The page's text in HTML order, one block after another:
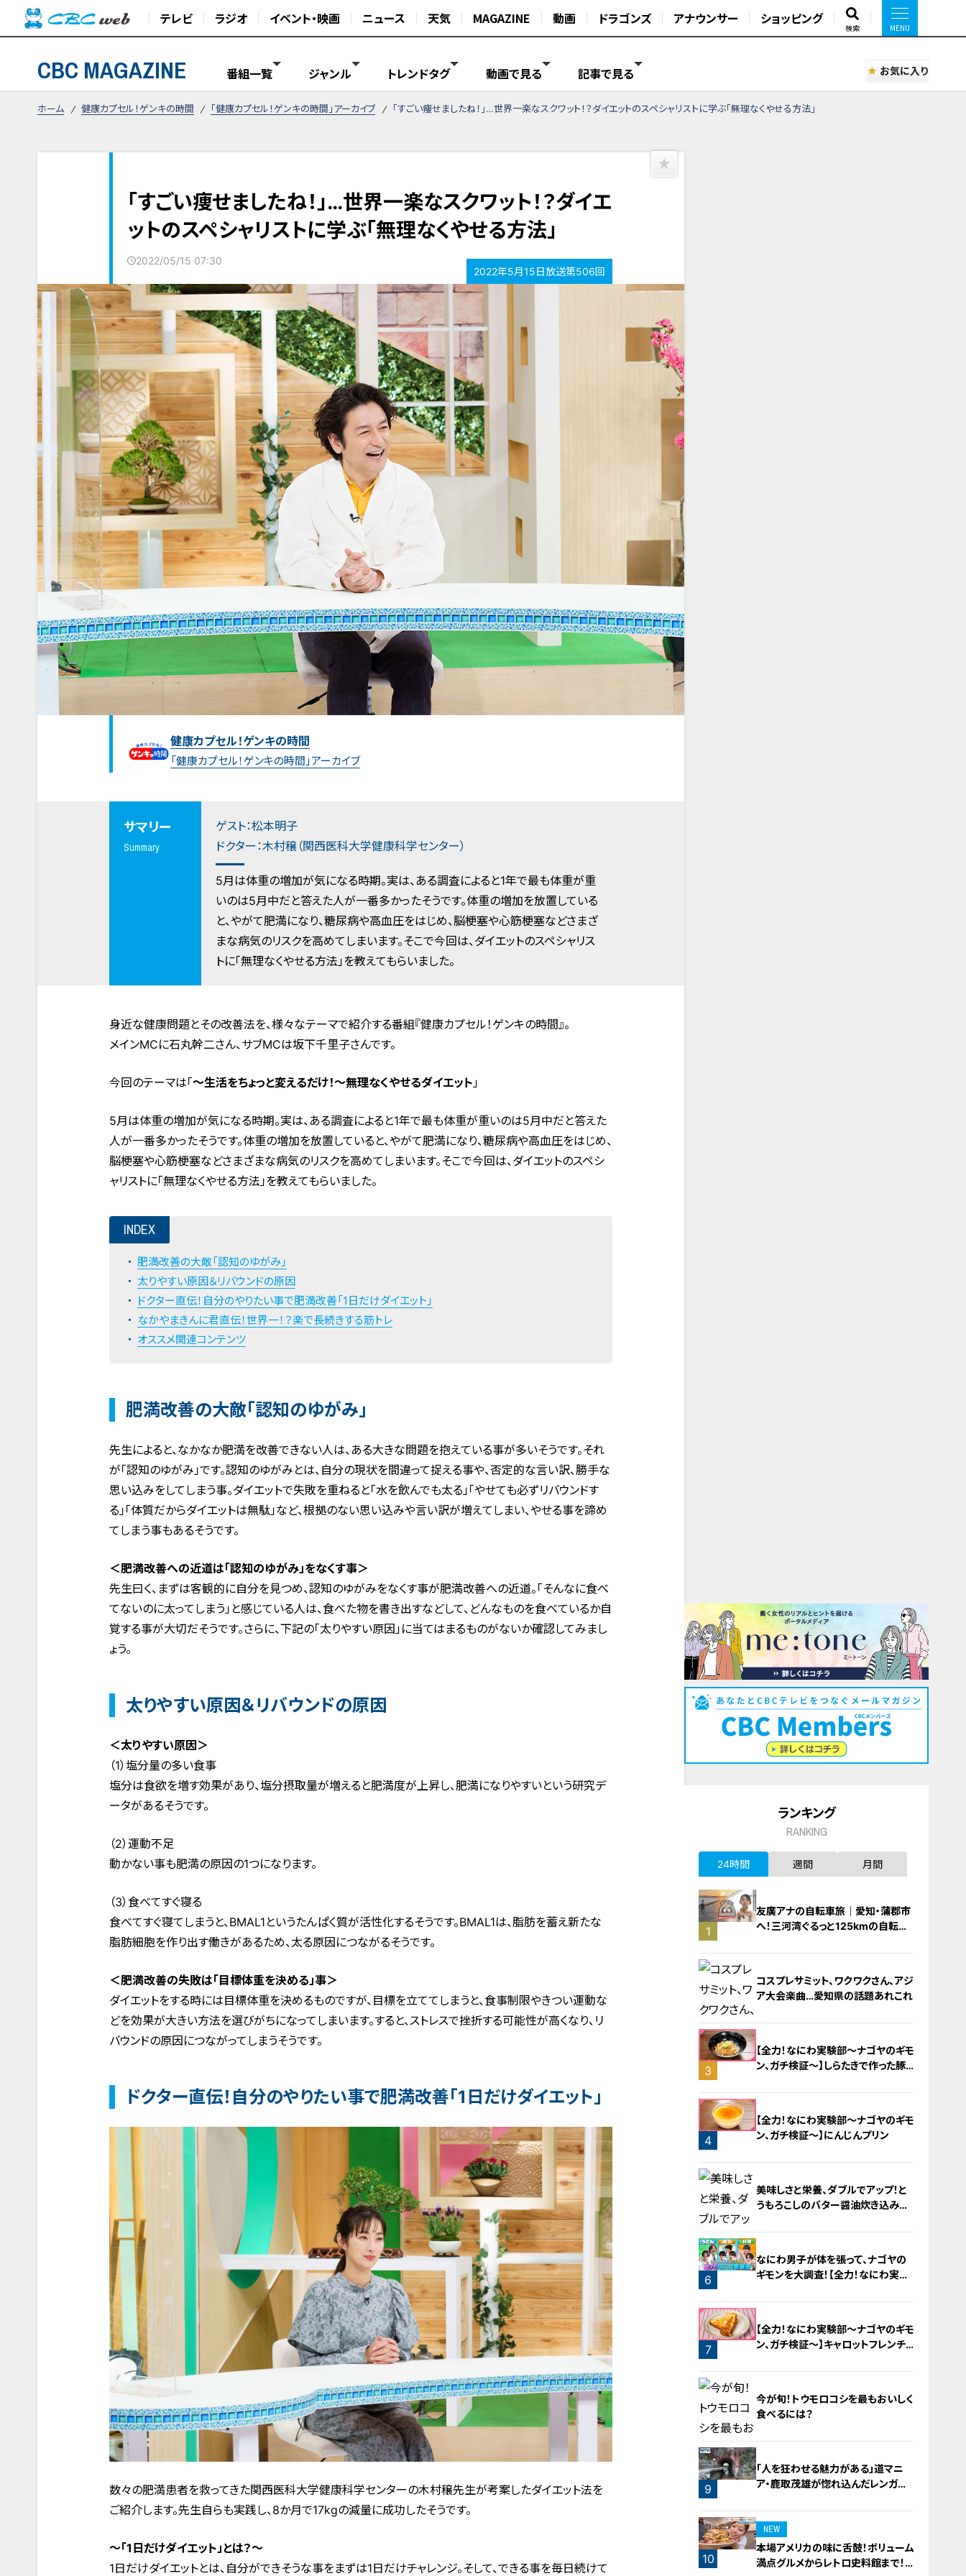
テレビ ラジオ イベント・映画 ニュース 天気 MAGAZINE 動画 ドラゴンズ アナウンサー ショッピング
検索
CBC MAGAZINE 番組一覧 ジャンル トレンドタグ 動画で見る 記事で見る お気に入り
ホーム 健康カプセル！ゲンキの時間 「健康カプセル！ゲンキの時間」アーカイブ 「すごい痩せましたね！」…世界一楽なスクワット！？ダイエットのスペシャリストに学ぶ「無理なくやせる方法」
「すごい痩せましたね！」…世界一楽なスクワット！？ダイエ
ットのスペシャリストに学ぶ「無理なくやせる方法」
2022/05/15 07:30
2022年5月15日放送第506回
健康カプセル！ゲンキの時間
「健康カプセル！ゲンキの時間」アーカイブ
サマリー
Summary
ゲスト：松本明子
ドクター：木村穣（関西医科大学健康科学センター）
5月は体重の増加が気になる時期。実は、ある調査によると1年で最も体重が重
いのは5月中だと答えた人が一番多かったそうです。体重の増加を放置している
と、やがて肥満になり、糖尿病や高血圧をはじめ、脳梗塞や心筋梗塞などさまざ
まな病気のリスクを高めてしまいます。そこで今回は、ダイエットのスペシャリス
トに「無理なくやせる方法」を教えてもらいました。
身近な健康問題とその改善法を、様々なテーマで紹介する番組『健康カプセル！ゲンキの時間』。
メインMCに石丸幹二さん、サブMCは坂下千里子さんです。
今回のテーマは「～生活をちょっと変えるだけ！～無理なくやせるダイエット 」
5月は体重の増加が気になる時期。実は、ある調査によると1年で最も体重が重いのは5月中だと答えた
人が一番多かったそうです。体重の増加を放置していると、やがて肥満になり、糖尿病や高血圧をはじめ、
脳梗塞や心筋梗塞などさまざまな病気のリスクを高めてしまいます。そこで今回は、ダイエットのスペシ
ャリストに「無理なくやせる方法」を教えてもらいました。
INDEX
肥満改善の大敵「認知のゆがみ」
太りやすい原因＆リバウンドの原因
ドクター直伝！自分のやりたい事で肥満改善「1日だけダイエット」
なかやまきんに君直伝！世界一！？楽で長続きする筋トレ
オススメ関連コンテンツ
肥満改善の大敵「認知のゆがみ」
先生によると、なかなか肥満を改善できない人は、ある大きな問題を抱えている事が多いそうです。それ
が「認知のゆがみ」です。認知のゆがみとは、自分の現状を間違って捉える事や、否定的な言い訳、勝手な
思い込みをしてしまう事。ダイエットで失敗を重ねると「水を飲んでも太る」「やせても必ずリバウンドす
る」「体質だからダイエットは無駄」など、根拠のない思い込みや言い訳が増えてしまい、やせる事を諦め
てしまう事もあるそうです。
＜肥満改善への近道は「認知のゆがみ」をなくす事＞
先生曰く、まずは客観的に自分を見つめ、認知のゆがみをなくす事が肥満改善への近道。「そんなに食べ
てないのに太ってしまう」と感じている人は、食べた物を書き出すなどして、どんなものを食べているか自
覚する事が大切だそうです。さらに、下記の「太りやすい原因」に当てはまるものがないか確認してみまし
ょう。
太りやすい原因＆リバウンドの原因
＜太りやすい原因＞
（1）塩分量の多い食事
塩分は食欲を増す効果があり、塩分摂取量が増えると肥満度が上昇し、肥満になりやすいという研究デ
ータがあるそうです。
（2）運動不足
動かない事も肥満の原因の1つになります。
（3）食べてすぐ寝る
食べてすぐ寝てしまうと、BMAL1というたんぱく質が活性化するそうです。BMAL1は、脂肪を蓄え新たな
脂肪細胞を作り出す働きがあるため、太る原因につながるそうです。
＜肥満改善の失敗は「目標体重を決める」事＞
ダイエットをする時には目標体重を決めるものですが、目標を立ててしまうと、食事制限やきつい運動な
どを効果が大きい方法を選びがちになってしまいます。すると、ストレスで挫折する可能性が高くなり、リ
バウンドの原因につながってしまうそうです。
ドクター直伝！自分のやりたい事で肥満改善「1日だけダイエット」
数々の肥満患者を救ってきた関西医科大学健康科学センターの木村穣先生が考案したダイエット法を
ご紹介します。先生自らも実践し、8か月で17kgの減量に成功したそうです。
～「1日だけダイエット」とは？～
1日だけダイエットとは、自分ができそうな事をまずは1日だけチャレンジ。そして、できる事を毎日続けて
ランキング
RANKING
24時間 週間 月間
1
友廣アナの自転車旅｜愛知・蒲郡市
へ！三河湾ぐるっと125kmの自転車
2
コスプレサミット、ワクワクさん、アジ
ア大会楽曲…愛知県の話題あれこれ
3
【全力！なにわ実験部～ナゴヤのギモ
ン、ガチ検証～】しらたきで作った豚
4
【全力！なにわ実験部～ナゴヤのギモ
ン、ガチ検証～】にんじんプリン
5
美味しさと栄養、ダブルでアップ！と
うもろこしのバター醤油炊き込みご
6
なにわ男子が体を張って、ナゴヤの
ギモンを大調査！【全力！なにわ実験
7
【全力！なにわ実験部～ナゴヤのギモ
ン、ガチ検証～】キャロットフレンチ
8
今が旬！トウモロコシを最もおいしく
食べるには？
9
「人を狂わせる魅力がある」道マニ
ア・鹿取茂雄が惚れ込んだレンガの
10
NEW
本場アメリカの味に舌鼓！ボリューム
満点グルメからレトロ史料館まで！